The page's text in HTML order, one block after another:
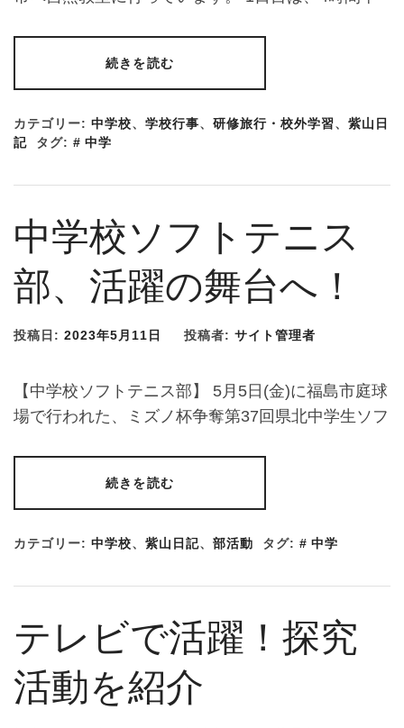
続きを読む
カテゴリー: 中学校、 学校行事、 研修旅行・校外学習、 紫山日
記
タグ: 中学
中学校ソフトテニス
部、活躍の舞台へ！
投稿日: 2023年5月11日 投稿者: サイト管理者
【中学校ソフトテニス部】 5月5日(金)に福島市庭球
場で行われた、ミズノ杯争奪第37回県北中学生ソフ
続きを読む
カテゴリー: 中学校、 紫山日記、 部活動 タグ: 中学
テレビで活躍！探究
活動を紹介